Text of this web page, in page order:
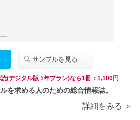
サンプルを見る
(デジタル版 1年プラン)なら1冊：1,100円
を求める人のための総合情報誌。
詳細をみる ＞